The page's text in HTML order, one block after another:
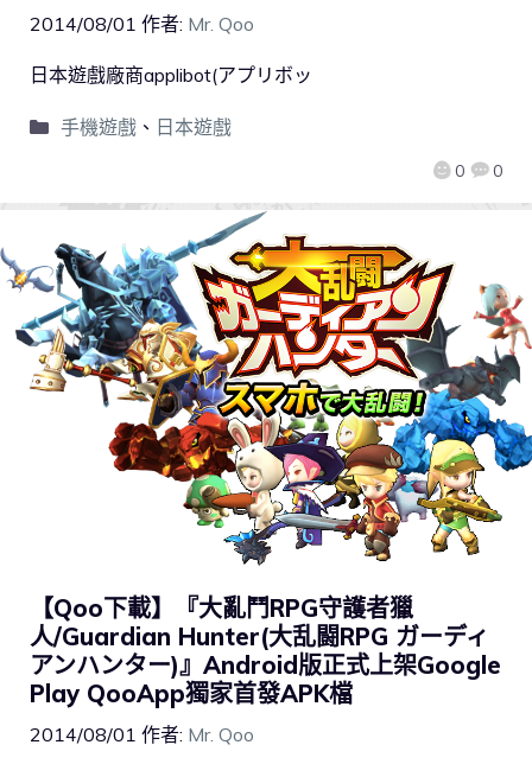
2014/08/01 作者: Mr. Qoo
0 0
日本遊戲廠商applibot(アプリボッ
手機遊戲、 日本遊戲
【Qoo下載】『大亂鬥RPG守護者獵
人/Guardian Hunter(大乱闘RPG ガーディ
アンハンター)』Android版正式上架Google
Play QooApp獨家首發APK檔
2014/08/01 作者: Mr. Qoo